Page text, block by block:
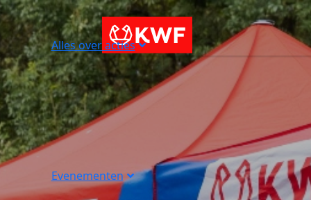
Alles over acties
Evenementen